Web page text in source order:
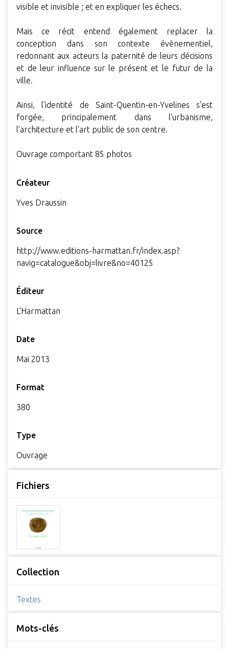
visible et invisible ; et en expliquer les échecs.
Mais ce récit entend également replacer la
conception dans son contexte évènementiel,
redonnant aux acteurs la paternité de leurs décisions
et de leur influence sur le présent et le futur de la
ville.
Ainsi, l'identité de Saint-Quentin-en-Yvelines s'est
forgée, principalement dans l'urbanisme,
l'architecture et l'art public de son centre.
Ouvrage comportant 85 photos
Créateur
Yves Draussin
Source
http://www.editions-harmattan.fr/index.asp?
navig=catalogue&obj=livre&no=40125
Éditeur
L'Harmattan
Date
Mai 2013
Format
380
Type
Ouvrage
Fichiers
Collection
Textes
Mots-clés